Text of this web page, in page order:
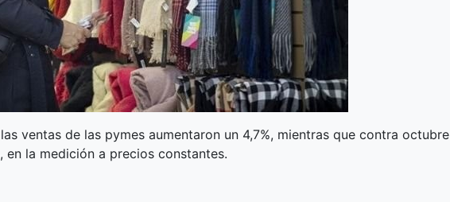
ventas de las pymes aumentaron un 4,7%, mientras que contra octubre
en la medición a precios constantes.